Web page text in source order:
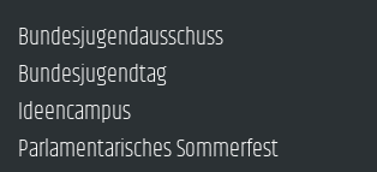
Bundesjugendausschuss
Bundesjugendtag
Ideencampus
Parlamentarisches Sommerfest